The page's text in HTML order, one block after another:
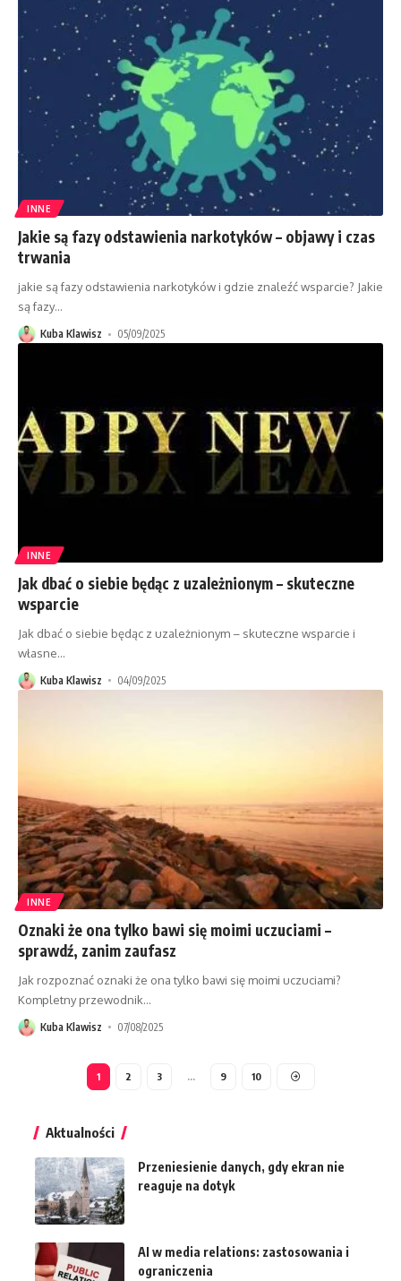
INNE
Jakie są fazy odstawienia narkotyków – objawy i czas
trwania
jakie są fazy odstawienia narkotyków i gdzie znaleźć wsparcie? Jakie
są fazy…
Kuba Klawisz 05/09/2025
INNE
Jak dbać o siebie będąc z uzależnionym – skuteczne
wsparcie
Jak dbać o siebie będąc z uzależnionym – skuteczne wsparcie i
własne…
Kuba Klawisz 04/09/2025
INNE
Oznaki że ona tylko bawi się moimi uczuciami –
sprawdź, zanim zaufasz
Jak rozpoznać oznaki że ona tylko bawi się moimi uczuciami?
Kompletny przewodnik…
Kuba Klawisz 07/08/2025
1 2 3 … 9 10
Aktualności
Przeniesienie danych, gdy ekran nie
reaguje na dotyk
AI w media relations: zastosowania i
ograniczenia